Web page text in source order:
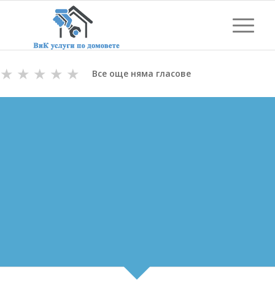
★
★
★
★
★ Все още няма гласове